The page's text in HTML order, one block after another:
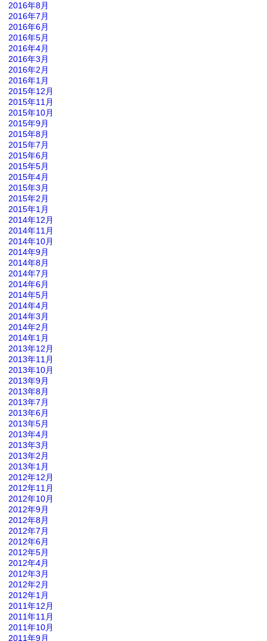
2016年8月
2016年7月
2016年6月
2016年5月
2016年4月
2016年3月
2016年2月
2016年1月
2015年12月
2015年11月
2015年10月
2015年9月
2015年8月
2015年7月
2015年6月
2015年5月
2015年4月
2015年3月
2015年2月
2015年1月
2014年12月
2014年11月
2014年10月
2014年9月
2014年8月
2014年7月
2014年6月
2014年5月
2014年4月
2014年3月
2014年2月
2014年1月
2013年12月
2013年11月
2013年10月
2013年9月
2013年8月
2013年7月
2013年6月
2013年5月
2013年4月
2013年3月
2013年2月
2013年1月
2012年12月
2012年11月
2012年10月
2012年9月
2012年8月
2012年7月
2012年6月
2012年5月
2012年4月
2012年3月
2012年2月
2012年1月
2011年12月
2011年11月
2011年10月
2011年9月